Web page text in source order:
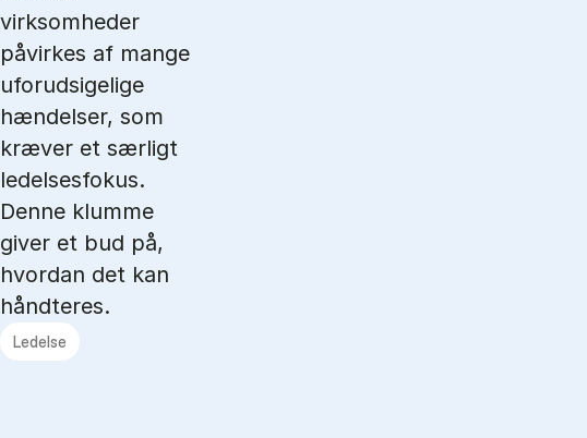
virksomheder
påvirkes af mange
uforudsigelige
hændelser, som
kræver et særligt
ledelsesfokus.
Denne klumme
giver et bud på,
hvordan det kan
håndteres.
Ledelse